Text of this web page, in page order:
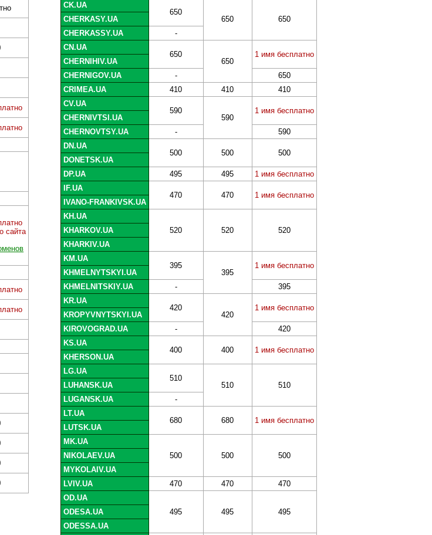
сайта
CK.UA
650
650
650
CHERKASY.UA
CHERKASSY.UA
-
CN.UA
650
650
1 имя бесплатно
CHERNIHIV.UA
CHERNIGOV.UA
-
650
CRIMEA.UA
410 410
410
CV.UA
590
590
1 имя бесплатно
CHERNIVTSI.UA
CHERNOVTSY.UA
-
590
DN.UA
500
500
500
DONETSK.UA
DP.UA
495 495
1 имя бесплатно
IF.UA
470
470
1 имя бесплатно
IVANO-FRANKIVSK.UA
KH.UA
520
520 520
KHARKOV.UA
KHARKIV.UA
KM.UA
395
395
1 имя бесплатно
KHMELNYTSKYI.UA
KHMELNITSKIY.UA
-
395
KR.UA
420
420
1 имя бесплатно
KROPYVNYTSKYI.UA
KIROVOGRAD.UA
-
420
KS.UA
400
400
1 имя бесплатно
KHERSON.UA
LG.UA
510
510
510
LUHANSK.UA
LUGANSK.UA
-
LT.UA
680
680
1 имя бесплатно
LUTSK.UA
MK.UA
500
500 500
NIKOLAEV.UA
MYKOLAIV.UA
LVIV.UA
470 470
470
OD.UA
495
495 495
ODESA.UA
ODESSA.UA